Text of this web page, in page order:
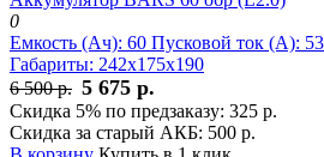
0
Емкость (Ач): 60 Пусковой ток (А):
Габариты: 242x175x190
6 500 р. 5 675 р.
Скидка 5% по предзаказу: 325 р.
Скидка за старый АКБ: 500 р.